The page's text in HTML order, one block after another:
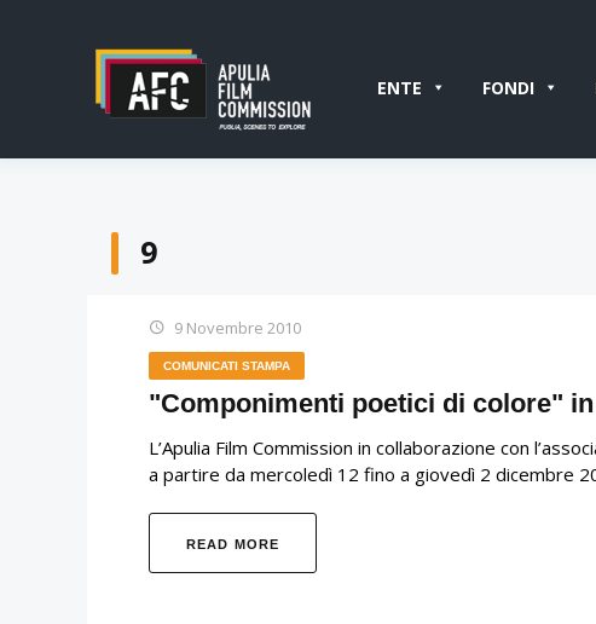
ENTE FONDI
9
9 Novembre 2010
COMUNICATI STAMPA
"Componimenti poetici di colore"
L’Apulia Film Commission in collaborazione con
a partire da mercoledì 12 fino a giovedì 2 dicembre
READ MORE